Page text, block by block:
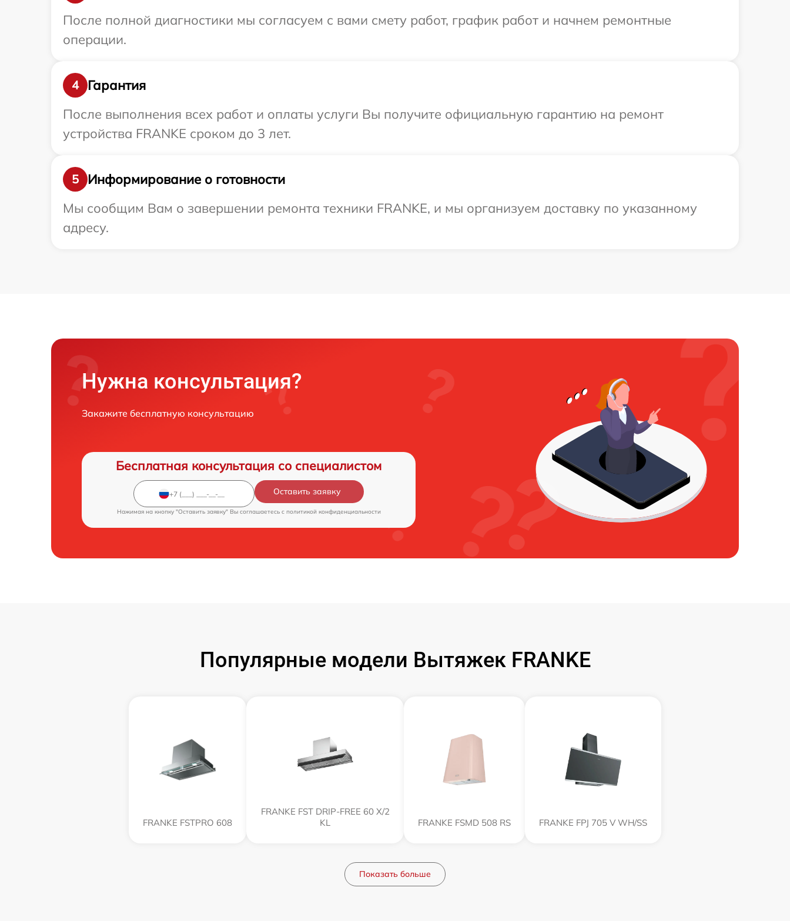
После полной диагностики мы согласуем с вами смету работ, график работ и начнем ремонтные
операции.
4
Гарантия
После выполнения всех работ и оплаты услуги Вы получите официальную гарантию на ремонт
устройства FRANKE сроком до 3 лет.
5
Информирование о готовности
Мы сообщим Вам о завершении ремонта техники FRANKE, и мы организуем доставку по указанному
адресу.
Нужна консультация?
Закажите бесплатную консультацию
Бесплатная консультация со специалистом
Оставить заявку
Нажимая на кнопку "Оставить заявку" Вы соглашаетесь c политикой конфиденциальности
Популярные модели Вытяжек FRANKE
FRANKE FSTPRO 608
FRANKE FST DRIP-FREE 60 X/2
KL
FRANKE FSMD 508 RS FRANKE FPJ 705 V WH/SS
Показать больше